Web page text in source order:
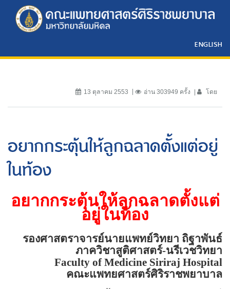
ENGLISH
13 ตุลาคม 2553 อ่าน 303949 ครั้ง โดย
อยากกระตุ้นให้ลูกฉลาดตั้งแต่อยู่
ในท้อง
อยากกระตุ้นให้ลูกฉลาดตั้งแต่
อยู่ในท้อง
รองศาสตราจารย์นายแพทย์วิทยา ถิฐาพันธ์
ภาควิชาสูติศาสตร์-นรีเวชวิทยา
Faculty ofMedicine Siriraj Hospital
คณะแพทยศาสตร์ศิริราชพยาบาล